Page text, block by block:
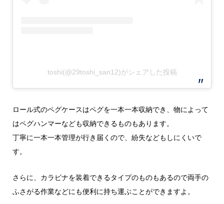
toshi(@29toshi_san12)がシェアした投稿
ロール式のペグケースはペグを一本一本収納でき、物によって
はペグハンマーなども収納できるものもあります。
丁寧に一本一本管理が行き届くので、紛失などもしにくいで
す。
さらに、カラビナを装着できるタイプのものもあるので両手の
ふさがる作業などにも便利に持ち運ぶことができますよ。